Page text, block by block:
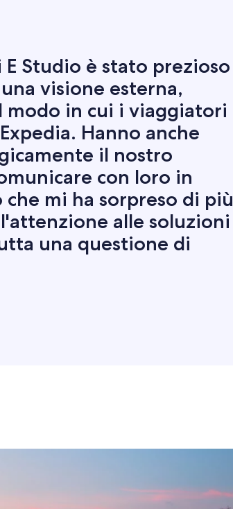
Studio è stato prezioso
visione esterna,
modo in cui i viaggiatori
Hanno anche
il nostro
con loro in
mi ha sorpreso di più
alle soluzioni
una questione di